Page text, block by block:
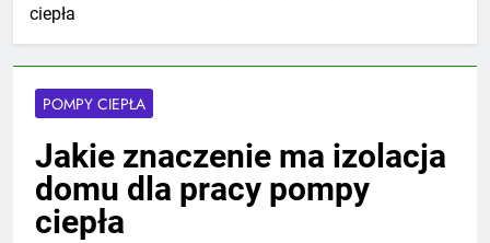
ciepła
POMPY CIEPŁA
Jakie znaczenie ma izolacja
domu dla pracy pompy
ciepła